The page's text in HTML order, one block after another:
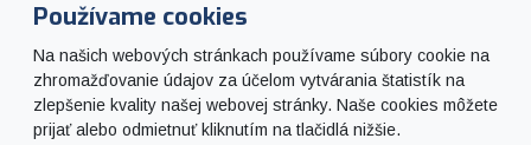
Používame cookies
Na našich webových stránkach používame súbory cookie na
zhromažďovanie údajov za účelom vytvárania štatistík na
zlepšenie kvality našej webovej stránky. Naše cookies môžete
prijať alebo odmietnuť kliknutím na tlačidlá nižšie.
0915 727 244
Social
Facebook